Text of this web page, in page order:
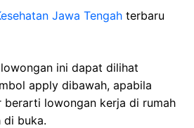
Jawa Tengah terbaru
ini dapat dilihat
apply dibawah, apabila
berarti lowongan kerja di rumah
di buka.